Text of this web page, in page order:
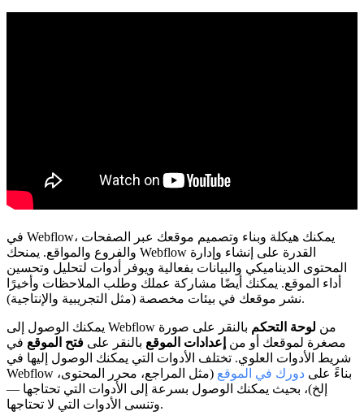
في Webflow، يمكنك هيكلة وبناء وتصميم موقعك عبر الصفحات
والفروع والمواقع. يمنحك Webflow القدرة على إنشاء وإدارة
المحتوى الديناميكي والبيانات بفعالية ويوفر أدوات لتحليل وتحسين
أداء الموقع. يمكنك أيضًا مشاركة عملك وطلب الملاحظات وأخيرًا
نشر موقعك في بيئات مخصصة (مثل التجريبية والإنتاجية).
يمكنك الوصول إلى Webflow من لوحة التحكم بالنقر على صورة
مصغرة لموقعك أو من إعدادات الموقع بالنقر على فتح الموقع في
شريط الأدوات العلوي. تختلف الأدوات التي يمكنك الوصول إليها في
Webflow بناءً على دورك في الموقع (مثل المراجع، محرر المحتوى،
إلخ)، بحيث يمكنك الوصول بسرعة إلى الأدوات التي تحتاجها —
وتنسى الأدوات التي لا تحتاجها.